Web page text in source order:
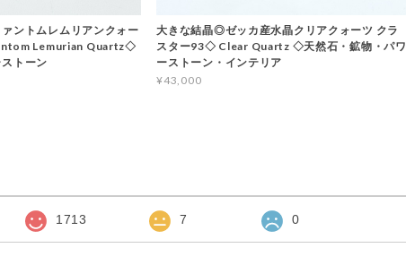
ントムレムリアンクォー
Lemurian Quartz◇
トーン
大きな結晶◎ゼッカ産水晶クリアクォーツ クラ
スター93◇ Clear Quartz ◇天然石・鉱物・パワ
ーストーン・インテリア
¥43,000
1713 7 0